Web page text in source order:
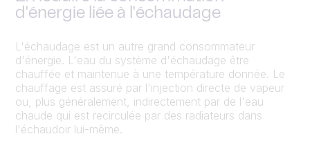
d'énergie liée à l'échaudage
L'échaudage est un autre grand consommateur
d'énergie. L'eau du système d'échaudage être
chauffée et maintenue à une température donnée. Le
chauffage est assuré par l'injection directe de vapeur
ou, plus généralement, indirectement par de l'eau
chaude qui est recirculée par des radiateurs dans
l'échaudoir lui-même.